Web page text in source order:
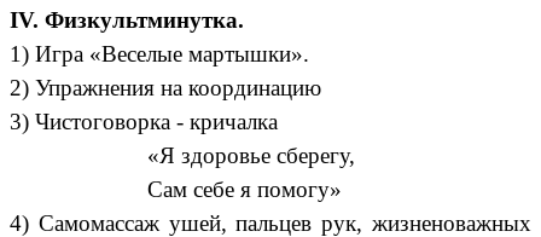
IV. Физкультминутка.
1) Игра «Веселые мартышки».
2) Упражнения на координацию
3) Чистоговорка - кричалка
«Я здоровье сберегу,
Сам себе я помогу»
4) Самомассаж ушей, пальцев рук, жизненоважных